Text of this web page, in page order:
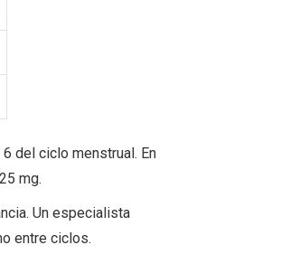
del ciclo menstrual. En
mg.
Un especialista
entre ciclos.